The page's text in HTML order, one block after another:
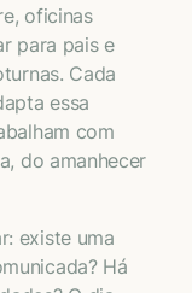
oficinas
para pais e
Cada
essa
com
do amanhecer
existe uma
Há